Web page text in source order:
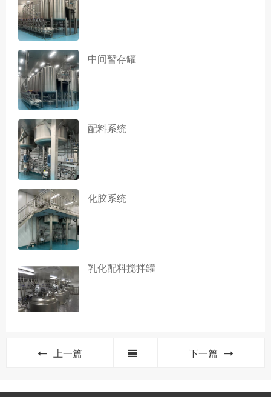
中间暂存罐
配料系统
化胶系统
乳化配料搅拌罐
上一篇 下一篇